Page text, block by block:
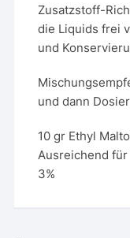
Zusatzstoff-
die Liquids frei
und
und dann
10 gr Ethyl
Ausreichend für
3%